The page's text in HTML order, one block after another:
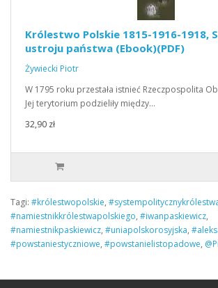
Królestwo Polskie 1815-1916-1918,
ustroju państwa (Ebook)(PDF)
Żywiecki Piotr
W 1795 roku przestała istnieć Rzeczpospolita
Jej terytorium podzieliły między…
32,90 zł
Tagi: #królestwopolskie,
#namiestnikkrólestwapolskiego, #iwanpaskiewicz,
#namiestnikpaskiewicz, #uniapolskorosyjska,
#powstaniestyczniowe, #powstanielistopadowe,